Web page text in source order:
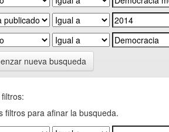
nueva busqueda
filtros para afinar la busqueda.